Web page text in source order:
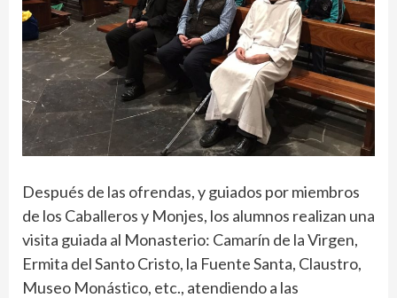
Después de las ofrendas, y guiados por miembros
de los Caballeros y Monjes, los alumnos realizan una
visita guiada al Monasterio: Camarín de la Virgen,
Ermita del Santo Cristo, la Fuente Santa, Claustro,
Museo Monástico, etc., atendiendo a las